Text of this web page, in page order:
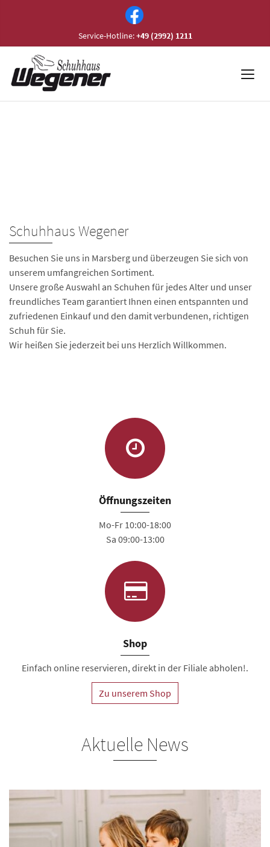
Service-Hotline:+49 (2992) 1211
Schuhhaus Wegener
Besuchen Sie uns in Marsberg und überzeugen Sie sich von
unserem umfangreichen Sortiment.
Unsere große Auswahl an Schuhen für jedes Alter und unser
freundliches Team garantiert Ihnen einen entspannten und
zufriedenen Einkauf und den damit verbundenen, richtigen
Schuh für Sie.
Wir heißen Sie jederzeit bei uns Herzlich Willkommen.
Öffnungszeiten
Mo-Fr 10:00-18:00
Sa 09:00-13:00
Shop
Einfach online reservieren, direkt in der Filiale abholen!.
Zu unserem Shop
Aktuelle News